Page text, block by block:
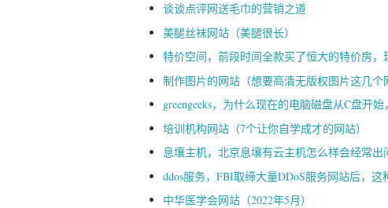
谈谈点评网送毛巾的营销之道
美腿丝袜网站（美腿很长）
特价空间，前段时间全款买了恒大的特价房
制作图片的网站（想要高清无版权图片这几个
greengeeks，为什么现在的电脑磁盘从C盘开
培训机构网站（7个让你自学成才的网站）
息壤主机，北京息壤有云主机怎么样会经常出
ddos服务，FBI取缔大量DDoS服务网站后，
中华医学会网站（2022年5月）